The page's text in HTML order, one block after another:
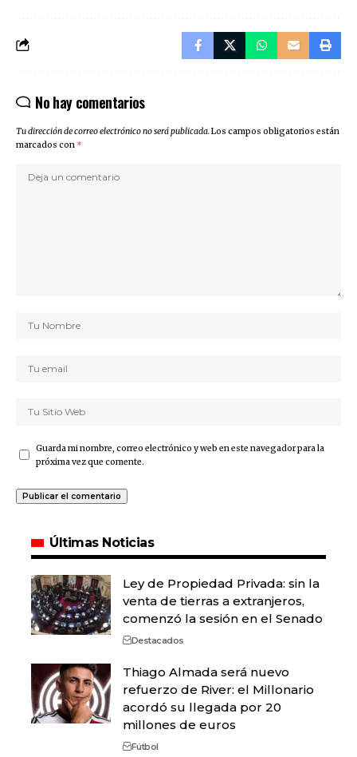
No hay comentarios
Tu dirección de correo electrónico no será publicada.Los campos obligatorios están
marcados con *
Guarda mi nombre, correo electrónico y web en este navegador para la
próxima vez que comente.
Últimas Noticias
Ley de Propiedad Privada: sin la
venta de tierras a extranjeros,
comenzó la sesión en el Senado
Destacados
Thiago Almada será nuevo
refuerzo de River: el Millonario
acordó su llegada por 20
millones de euros
Fútbol